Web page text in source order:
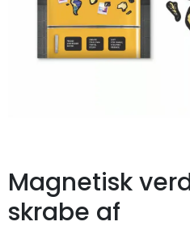
Magnetisk
skrabe af